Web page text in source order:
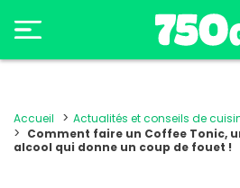
Accueil Actualités et conseils de
Comment faire un Coffee Tonic,
alcool qui donne un coup de fouet !